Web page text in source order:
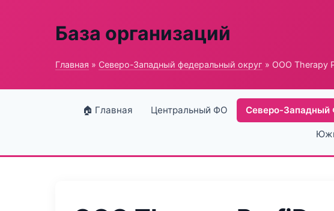
База организаций
Главная » Северо-Западный федеральный округ » ООО Therapy
🏠 Главная Центральный ФО Северо-Западный